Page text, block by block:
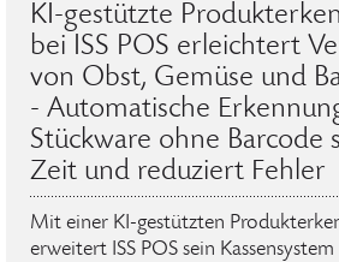
KI-gestützte
bei ISS POS erleichtert
von Obst, Gemüse und
- Automatische
Stückware ohne Barcode
Zeit und reduziert Fehler
Mit einer KI-gestützten
erweitert ISS POS sein